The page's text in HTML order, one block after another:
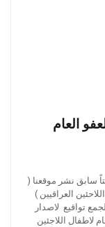
العام
سابق نشر موقعنا (
العراقيين )
تواقيع لاصدار
لاطفال اللاجئين